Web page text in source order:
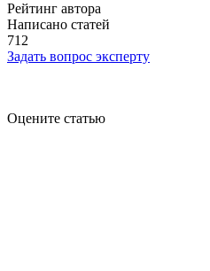
Рейтинг автора
Написано статей
712
Задать вопрос эксперту
Оцените статью